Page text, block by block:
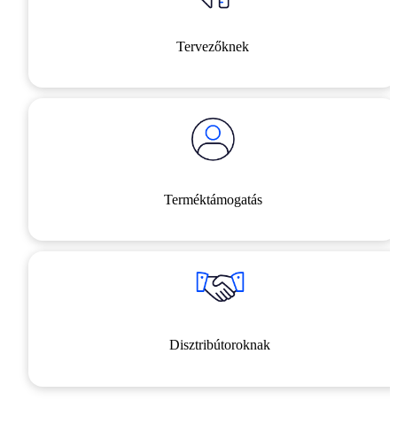
Tervezőknek
Terméktámogatás
Disztribútoroknak